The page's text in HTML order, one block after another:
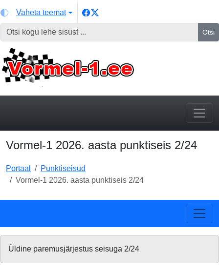
Vaheta teemat
Otsi
Vormel-1 2026. aasta punktiseis 2/24
Portaal
Punktiseisud
Vormel-1 2026. aasta punktiseis 2/24
Üldine paremusjärjestus seisuga 2/24